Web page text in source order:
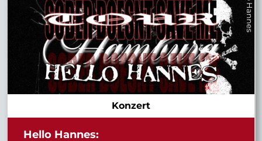
Konzert
Hello Hannes: